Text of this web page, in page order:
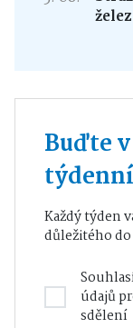
Buďte
Každý týden
důležitého
údajů
sdělení